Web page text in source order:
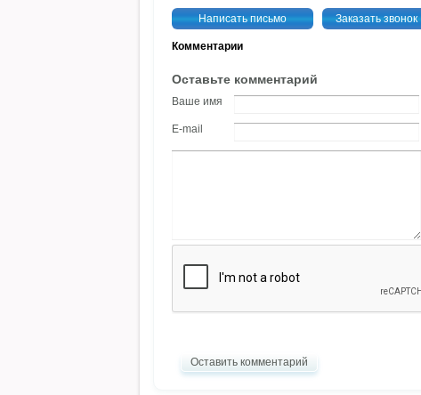
Написать письмо Заказать звонок
Комментарии
Оставьте комментарий
Ваше имя
E-mail
Оставить комментарий